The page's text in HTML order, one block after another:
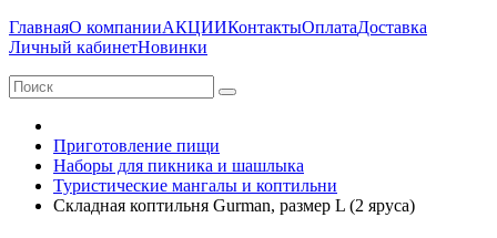
ГлавнаяО компанииАКЦИИКонтактыОплатаДоставка
Личный кабинетНовинки
Приготовление пищи
Наборы для пикника и шашлыка
Туристические мангалы и коптильни
Складная коптильня Gurman, размер L (2 яруса)